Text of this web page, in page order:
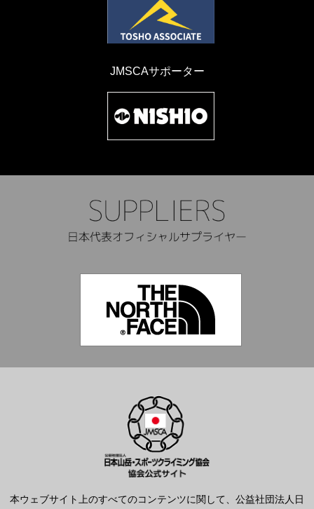
JMSCAサポーター
本ウェブサイト上のすべてのコンテンツに関して、公益社団法人日